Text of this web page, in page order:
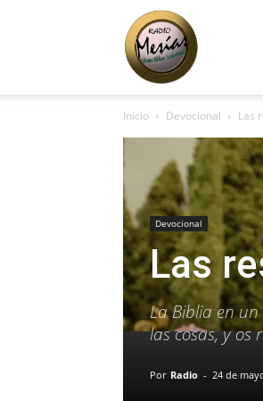
Radio
Mesías
Inicio Devocional Las
Devocional
Las
La Biblia en
las cosas, y os
Por Radio - 24 de